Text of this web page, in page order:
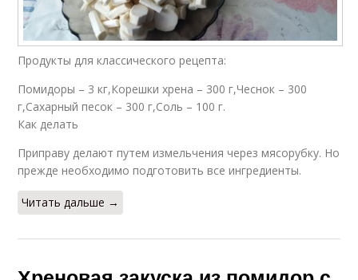
Продукты для классического рецепта:
Помидоры – 3 кг,Корешки хрена – 300 г,Чеснок – 300
г,Сахарный песок – 300 г,Соль – 100 г.
Как делать
Приправу делают путем измельчения через мясорубку. Но
прежде необходимо подготовить все ингредиенты.
Читать дальше →